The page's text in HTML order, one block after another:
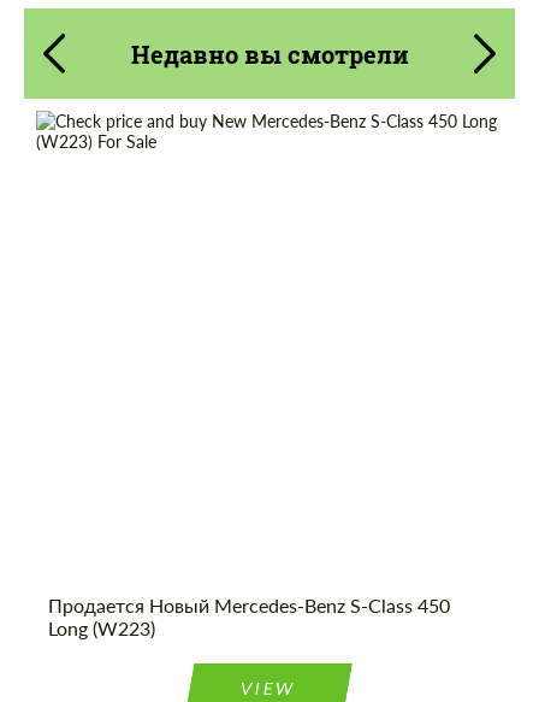
Недавно вы смотрели
Продается Новый Mercedes-Benz S-Class 450
Long (W223)
VIEW
Cогласиться на обработку
Cогласиться на обработку